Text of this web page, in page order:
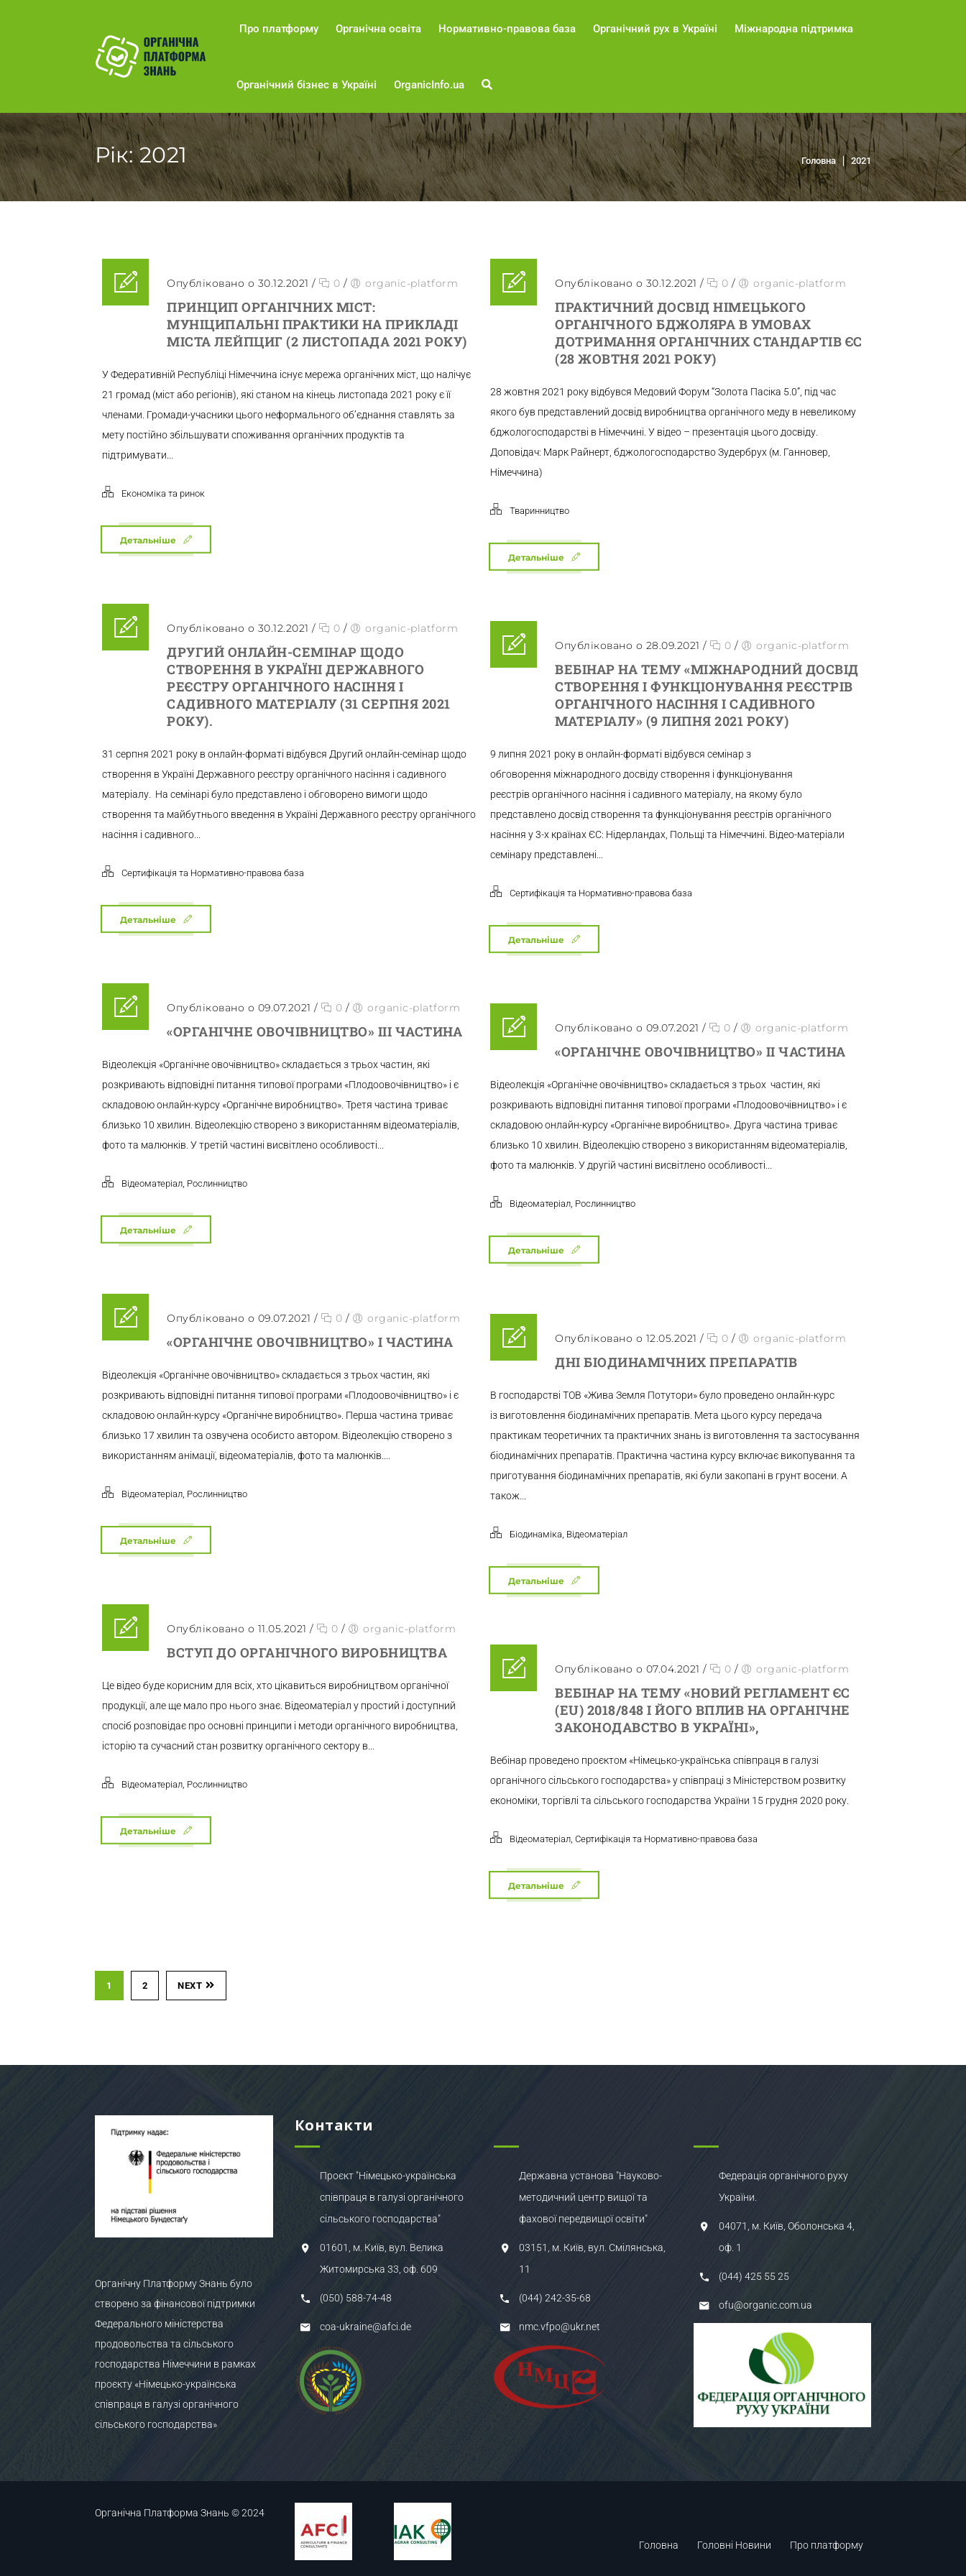
Про платформу Органічна освіта Нормативно-правова база Органічний рух в Україні Міжнародна підтримка
Органічний бізнес в Україні OrganicInfo.ua
Рік:2021 Головна 2021
Опубліковано о 30.12.2021 / 0 / organic-platform
ПРИНЦИП ОРГАНІЧНИХ МІСТ:
МУНІЦИПАЛЬНІ ПРАКТИКИ НА ПРИКЛАДІ
МІСТА ЛЕЙПЦИГ (2 ЛИСТОПАДА 2021 РОКУ)
У Федеративній Республіці Німеччина існує мережа органічних міст, що налічує
21 громад (міст або регіонів), які станом на кінець листопада 2021 року є її
членами. Громади-учасники цього неформального об’єднання ставлять за
мету постійно збільшувати споживання органічних продуктів та
підтримувати...
Економіка та ринок
Детальніше
Опубліковано о 30.12.2021 / 0 / organic-platform
ПРАКТИЧНИЙ ДОСВІД НІМЕЦЬКОГО
ОРГАНІЧНОГО БДЖОЛЯРА В УМОВАХ
ДОТРИМАННЯ ОРГАНІЧНИХ СТАНДАРТІВ ЄС
(28 ЖОВТНЯ 2021 РОКУ)
28 жовтня 2021 року відбувся Медовий Форум “Золота Пасіка 5.0”, під час
якого був представлений досвід виробництва органічного меду в невеликому
бджологосподарстві в Німеччині. У відео – презентація цього досвіду.
Доповідач: Марк Райнерт, бджологосподарство Зудербрух (м. Ганновер,
Німеччина)
Тваринництво
Детальніше
Опубліковано о 30.12.2021 / 0 / organic-platform
ДРУГИЙ ОНЛАЙН-СЕМІНАР ЩОДО
СТВОРЕННЯ В УКРАЇНІ ДЕРЖАВНОГО
РЕЄСТРУ ОРГАНІЧНОГО НАСІННЯ І
САДИВНОГО МАТЕРІАЛУ (31 СЕРПНЯ 2021
РОКУ).
31 серпня 2021 року в онлайн-форматі відбувся Другий онлайн-семінар щодо
створення в Україні Державного реєстру органічного насіння і садивного
матеріалу. На семінарі було представлено і обговорено вимоги щодо
створення та майбутнього введення в Україні Державного реєстру органічного
насіння і садивного...
Сертифікація та Нормативно-правова база
Детальніше
Опубліковано о 28.09.2021 / 0 / organic-platform
ВЕБІНАР НА ТЕМУ «МІЖНАРОДНИЙ ДОСВІД
СТВОРЕННЯ І ФУНКЦІОНУВАННЯ РЕЄСТРІВ
ОРГАНІЧНОГО НАСІННЯ І САДИВНОГО
МАТЕРІАЛУ» (9 ЛИПНЯ 2021 РОКУ)
9 липня 2021 року в онлайн-форматі відбувся семінар з
обговорення міжнародного досвіду створення і функціонування
реєстрів органічного насіння і садивного матеріалу, на якому було
представлено досвід створення та функціонування реєстрів органічного
насіння у 3-х країнах ЄС: Нідерландах, Польщі та Німеччині. Відео-матеріали
семінару представлені...
Сертифікація та Нормативно-правова база
Детальніше
Опубліковано о 09.07.2021 / 0 / organic-platform
«ОРГАНІЧНЕ ОВОЧІВНИЦТВО» ІІІ ЧАСТИНА
Відеолекція «Органічне овочівництво» складається з трьох частин, які
розкривають відповідні питання типової програми «Плодоовочівництво» і є
складовою онлайн-курсу «Органічне виробництво». Третя частина триває
близько 10 хвилин. Відеолекцію створено з використанням відеоматеріалів,
фото та малюнків. У третій частині висвітлено особливості...
Відеоматеріал Рослинництво
Детальніше
Опубліковано о 09.07.2021 / 0 / organic-platform
«ОРГАНІЧНЕ ОВОЧІВНИЦТВО» ІІ ЧАСТИНА
Відеолекція «Органічне овочівництво» складається з трьох частин, які
розкривають відповідні питання типової програми «Плодоовочівництво» і є
складовою онлайн-курсу «Органічне виробництво». Друга частина триває
близько 10 хвилин. Відеолекцію створено з використанням відеоматеріалів,
фото та малюнків. У другій частині висвітлено особливості...
Відеоматеріал Рослинництво
Детальніше
Опубліковано о 09.07.2021 / 0 / organic-platform
«ОРГАНІЧНЕ ОВОЧІВНИЦТВО» І ЧАСТИНА
Відеолекція «Органічне овочівництво» складається з трьох частин, які
розкривають відповідні питання типової програми «Плодоовочівництво» і є
складовою онлайн-курсу «Органічне виробництво». Перша частина триває
близько 17 хвилин та озвучена особисто автором. Відеолекцію створено з
використанням анімації, відеоматеріалів, фото та малюнків....
Відеоматеріал Рослинництво
Детальніше
Опубліковано о 12.05.2021 / 0 / organic-platform
ДНІ БІОДИНАМІЧНИХ ПРЕПАРАТІВ
В господарстві ТОВ «Жива Земля Потутори» було проведено онлайн-курс
із виготовлення біодинамічних препаратів. Мета цього курсу передача
практикам теоретичних та практичних знань із виготовлення та застосування
біодинамічних препаратів. Практична частина курсу включає викопування та
приготування біодинамічних препаратів, які були закопані в грунт восени. А
також...
Біодинаміка Відеоматеріал
Детальніше
Опубліковано о 11.05.2021 / 0 / organic-platform
ВСТУП ДО ОРГАНІЧНОГО ВИРОБНИЦТВА
Це відео буде корисним для всіх, хто цікавиться виробництвом органічної
продукції, але ще мало про нього знає. Відеоматеріал у простий і доступний
спосіб розповідає про основні принципи і методи органічного виробництва,
історію та сучасний стан розвитку органічного сектору в...
Відеоматеріал Рослинництво
Детальніше
Опубліковано о 07.04.2021 / 0 / organic-platform
ВЕБІНАР НА ТЕМУ «НОВИЙ РЕГЛАМЕНТ ЄС
(EU) 2018/848 І ЙОГО ВПЛИВ НА ОРГАНІЧНЕ
ЗАКОНОДАВСТВО В УКРАЇНІ»,
Вебінар проведено проєктом «Німецько-українська співпраця в галузі
органічного сільського господарства» у співпраці з Міністерством розвитку
економіки, торгівлі та сільського господарства України 15 грудня 2020 року.
Відеоматеріал Сертифікація та Нормативно-правова база
Детальніше
1 2 NEXT
Органічну Платформу Знань було
створено за фінансової підтримки
Федерального міністерства
продовольства та сільського
господарства Німеччини в рамках
проєкту «Німецько-українська
співпраця в галузі органічного
сільського господарства»
Контакти
Проєкт "Німецько-українська
співпраця в галузі органічного
сільського господарства"
01601, м. Київ, вул. Велика
Житомирська 33, оф. 609
(050) 588-74-48
coa-ukraine@afci.de
Державна установа "Науково-
методичний центр вищої та
фахової передвищої освіти"
03151, м. Київ, вул. Смілянська,
11
(044) 242-35-68
nmc.vfpo@ukr.net
Федерація органічного руху
України.
04071, м. Київ, Оболонська 4,
оф. 1
(044) 425 55 25
ofu@organic.com.ua
Органічна Платформа Знань © 2024
Головна Головні Новини Про платформу